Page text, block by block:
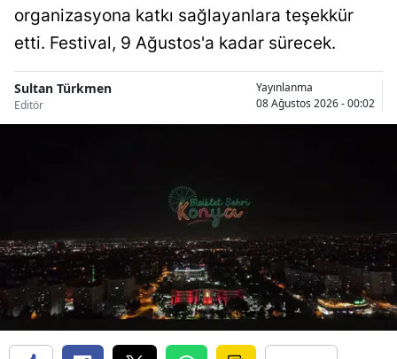
Manisa
Mardin
Niğde
Ordu
Rize
Sakarya
organizasyona katkı sağlayanlara teşekkür
etti. Festival, 9 Ağustos'a kadar sürecek.
Sultan Türkmen
Editör
Yayınlanma
08 Ağustos 2026 - 00:02